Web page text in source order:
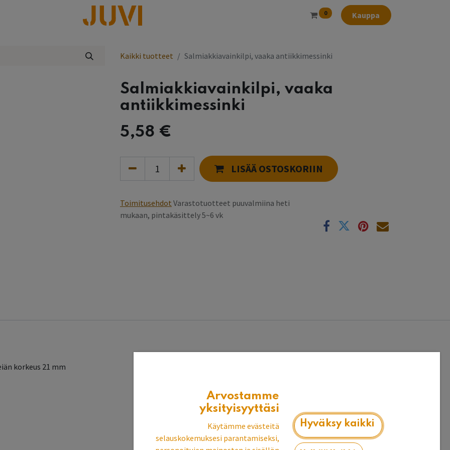
0 Kauppa
Kaikki tuotteet Salmiakkiavainkilpi, vaaka antiikkimessinki
Salmiakkiavainkilpi, vaaka
antiikkimessinki
5,58 €
LISÄÄ OSTOSKORIIN
Toimitusehdot Varastotuotteet puuvalmiina heti
mukaan, pintakäsittely 5~6 vk
korkeus 21 mm
Arvostamme
yksityisyyttäsi
Käytämme evästeitä
selauskokemuksesi parantamiseksi,
Hyväksy kaikki